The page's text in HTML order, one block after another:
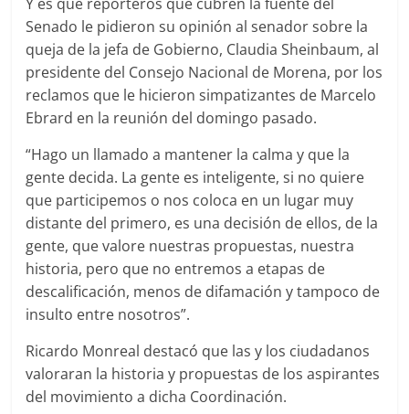
Senado le pidieron su opinión al senador sobre la
queja de la jefa de Gobierno, Claudia Sheinbaum, al
presidente del Consejo Nacional de Morena, por los
reclamos que le hicieron simpatizantes de Marcelo
Ebrard en la reunión del domingo pasado.
“Hago un llamado a mantener la calma y que la
gente decida. La gente es inteligente, si no quiere
que participemos o nos coloca en un lugar muy
distante del primero, es una decisión de ellos, de la
gente, que valore nuestras propuestas, nuestra
historia, pero que no entremos a etapas de
descalificación, menos de difamación y tampoco de
insulto entre nosotros”.
Ricardo Monreal destacó que las y los ciudadanos
valoraran la historia y propuestas de los aspirantes
del movimiento a dicha Coordinación.